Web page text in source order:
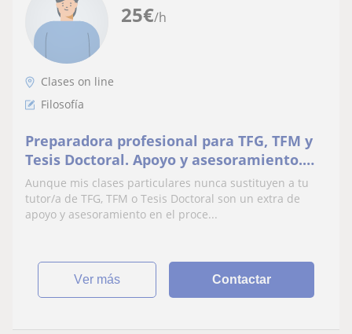
25€/h
Clases on line
Filosofía
Preparadora profesional para TFG, TFM y
Tesis Doctoral. Apoyo y asesoramiento.
Filosofia
Aunque mis clases particulares nunca sustituyen a tu
tutor/a de TFG, TFM o Tesis Doctoral son un extra de
apoyo y asesoramiento en el proce...
ver más Contactar